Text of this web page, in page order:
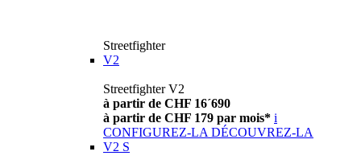
Streetfighter
V2
Streetfighter V2
à partir de CHF 16´690
à partir de CHF 179 par mois* i
CONFIGUREZ-LA DÉCOUVREZ-LA
V2 S